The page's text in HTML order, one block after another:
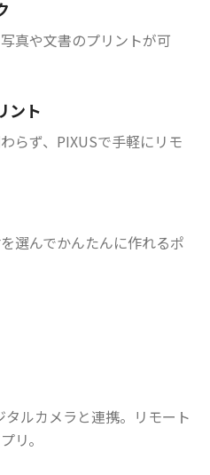
真や文書のプリントが可
ント
らず、PIXUSで手軽にリモ
選んでかんたんに作れるポ
ルカメラと連携。リモート
リ。